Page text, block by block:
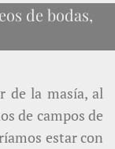
de bodas,
de la masía, al
de campos de
estar con